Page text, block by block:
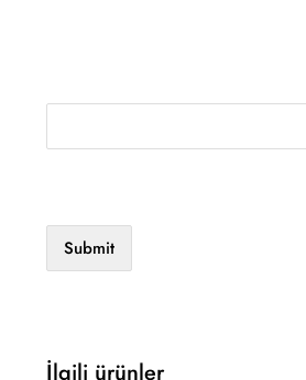
İlgili ürünler